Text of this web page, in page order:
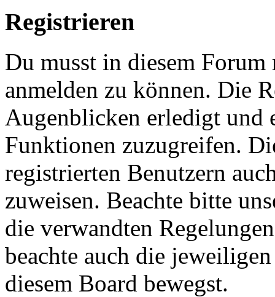
Registrieren
Du musst in diesem
anmelden zu können. Die
Augenblicken erledigt und
Funktionen zuzugreifen.
registrierten Benutzern
zuweisen. Beachte bitte
die verwandten
beachte auch die
diesem Board bewegst.